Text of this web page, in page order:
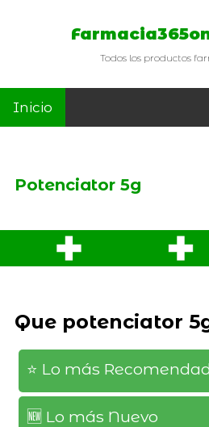
Todos los productos
Inicio
Potenciator 5g
Que potenciator
⭐️ Lo más
🆕️ Lo más Nuevo